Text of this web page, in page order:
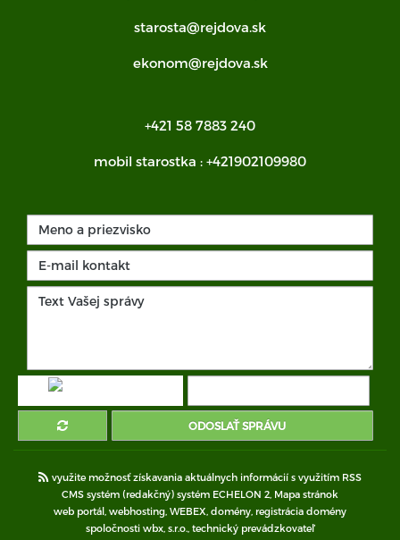
starosta@rejdova.sk
ekonom@rejdova.sk
+421 58 7883 240
mobil starostka : +421902109980
ODOSLAŤ SPRÁVU
využite možnosť získavania aktuálnych informácií s využitím RSS
CMS systém (redakčný) systém ECHELON 2, Mapa stránok
web portál webhosting WEBEX domény registrácia domény
spoločnosti wbx, s.r.o., technický prevádzkovateľ